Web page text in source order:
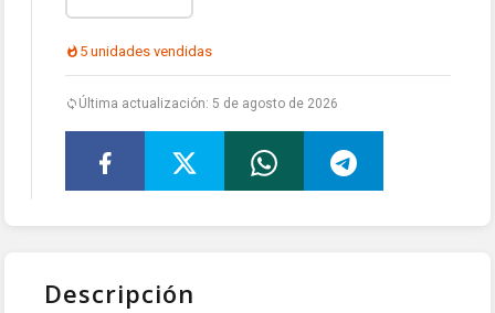
5 unidades vendidas
Última actualización: 5 de agosto de 2026
Descripción